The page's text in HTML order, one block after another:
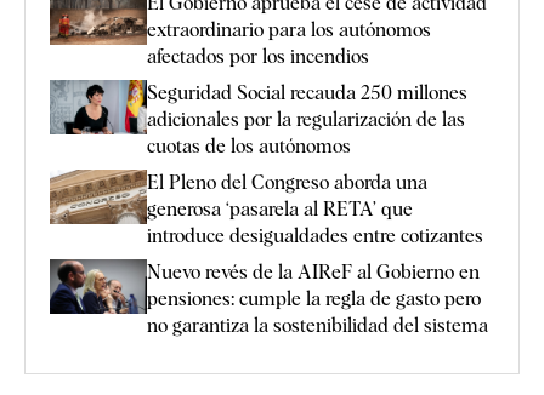
extraordinario para los autónomos
afectados por los incendios
Seguridad Social recauda 250 millones
adicionales por la regularización de las
cuotas de los autónomos
El Pleno del Congreso aborda una
generosa ‘pasarela al RETA’ que
introduce desigualdades entre cotizantes
Nuevo revés de la AIReF al Gobierno en
pensiones: cumple la regla de gasto pero
no garantiza la sostenibilidad del sistema